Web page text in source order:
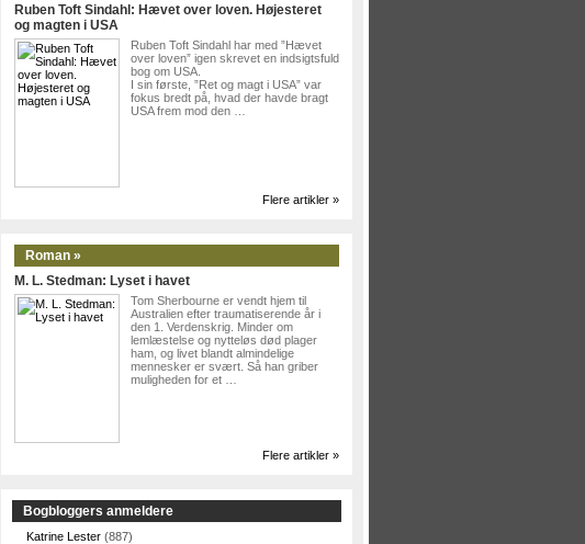
Ruben Toft Sindahl: Hævet over loven. Højesteret
og magten i USA
Ruben Toft Sindahl har med ”Hævet
over loven” igen skrevet en indsigtsfuld
bog om USA.
I sin første, ”Ret og magt i USA” var
fokus bredt på, hvad der havde bragt
USA frem mod den …
Flere artikler »
Roman »
M. L. Stedman: Lyset i havet
Tom Sherbourne er vendt hjem til
Australien efter traumatiserende år i
den 1. Verdenskrig. Minder om
lemlæstelse og nytteløs død plager
ham, og livet blandt almindelige
mennesker er svært. Så han griber
muligheden for et …
Flere artikler »
Bogbloggers anmeldere
Katrine Lester (887)